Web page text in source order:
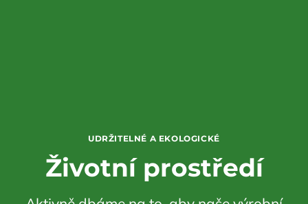
UDRŽITELNÉ A EKOLOGICKÉ
Životní prostředí